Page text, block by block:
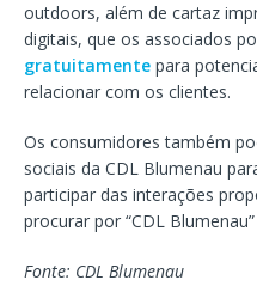
outdoors, além de cartaz
digitais, que os associados
gratuitamente para
relacionar com os clientes.
Os consumidores também
sociais da CDL Blumenau
participar das interações
procurar por “CDL
Fonte: CDL Blumenau